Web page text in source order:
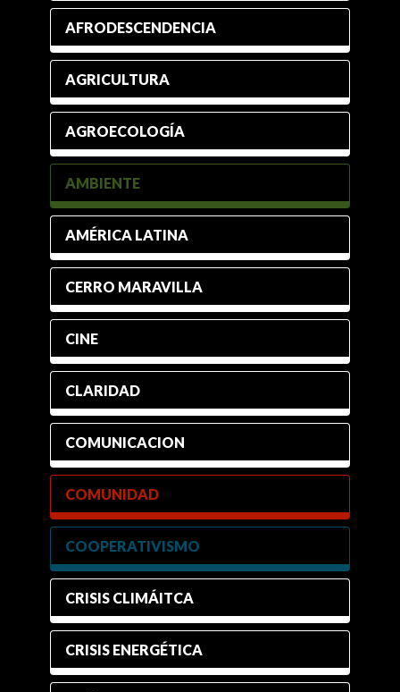
AFRODESCENDENCIA
AGRICULTURA
AGROECOLOGÍA
AMBIENTE
AMÉRICA LATINA
CERRO MARAVILLA
CINE
CLARIDAD
COMUNICACION
COMUNIDAD
COOPERATIVISMO
CRISIS CLIMÁITCA
CRISIS ENERGÉTICA